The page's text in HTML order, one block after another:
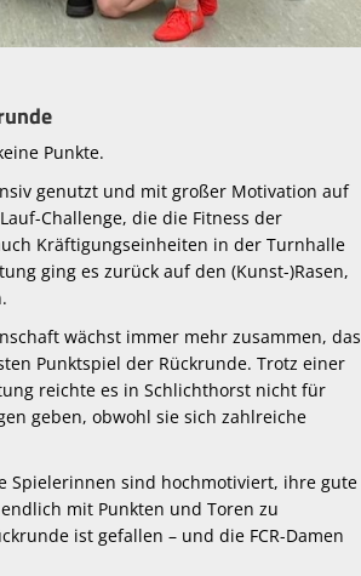
Punkte.
genutzt und mit großer Motivation auf
Challenge, die die Fitness der
Kräftigungseinheiten in der Turnhalle
ging es zurück auf den (Kunst-)Rasen,
wächst immer mehr zusammen, das
Punktspiel der Rückrunde. Trotz einer
reichte es in Schlichthorst nicht für
geben, obwohl sie sich zahlreiche
Spielerinnen sind hochmotiviert, ihre gute
mit Punkten und Toren zu
ist gefallen – und die FCR-Damen